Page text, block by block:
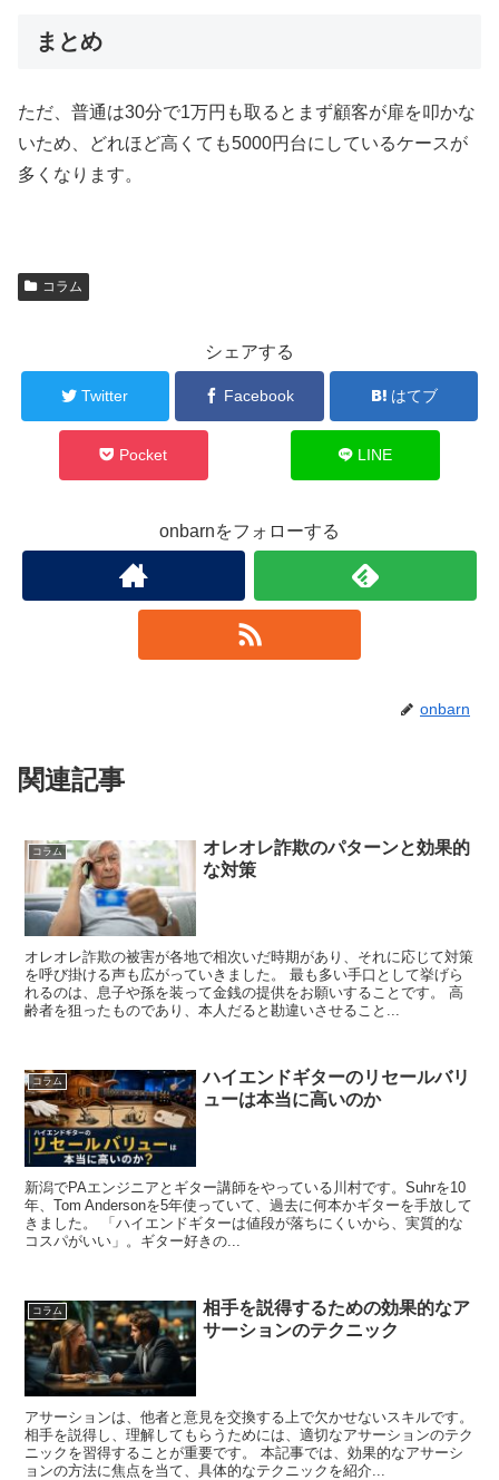
まとめ
ただ、普通は30分で1万円も取るとまず顧客が扉を叩かな
いため、どれほど高くても5000円台にしているケースが
多くなります。
コラム
シェアする
Twitter Facebook はてブ
Pocket LINE
onbarnをフォローする
onbarn
関連記事
コラム
オレオレ詐欺のパターンと効果的
な対策
オレオレ詐欺の被害が各地で相次いだ時期があり、それに応じて対策
を呼び掛ける声も広がっていきました。 最も多い手口として挙げら
れるのは、息子や孫を装って金銭の提供をお願いすることです。 高
齢者を狙ったものであり、本人だると勘違いさせること...
コラム
ハイエンドギターのリセールバリ
ューは本当に高いのか
新潟でPAエンジニアとギター講師をやっている川村です。Suhrを10
年、Tom Andersonを5年使っていて、過去に何本かギターを手放して
きました。 「ハイエンドギターは値段が落ちにくいから、実質的な
コスパがいい」。ギター好きの...
コラム
相手を説得するための効果的なア
サーションのテクニック
アサーションは、他者と意見を交換する上で欠かせないスキルです。
相手を説得し、理解してもらうためには、適切なアサーションのテク
ニックを習得することが重要です。 本記事では、効果的なアサーシ
ョンの方法に焦点を当て、具体的なテクニックを紹介...